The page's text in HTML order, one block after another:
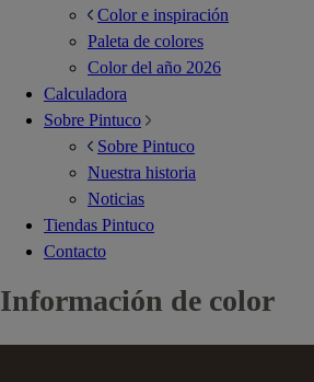
Color e inspiración
Paleta de colores
Color del año 2026
Calculadora
Sobre Pintuco
Sobre Pintuco
Nuestra historia
Noticias
Tiendas Pintuco
Contacto
Información de color